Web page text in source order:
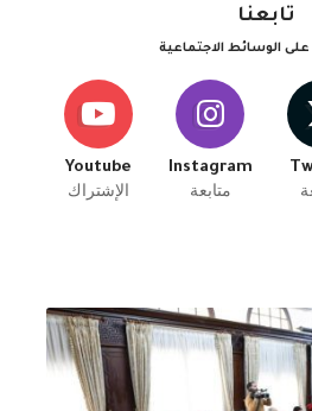
تابعنا
على الوسائط الاجتماعية
Instagram
متابعة
Youtube
الإشتراك